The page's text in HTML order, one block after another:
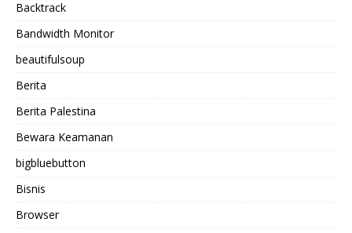
Backtrack
Bandwidth Monitor
beautifulsoup
Berita
Berita Palestina
Bewara Keamanan
bigbluebutton
Bisnis
Browser